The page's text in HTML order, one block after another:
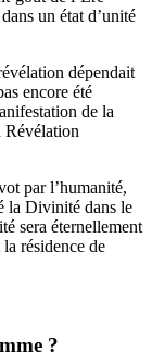
un état d’unité
dépendait
encore été
de la
Révélation
par l’humanité,
la Divinité dans le
sera éternellement
résidence de
?